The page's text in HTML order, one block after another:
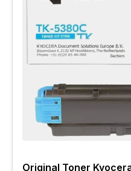
Original Toner